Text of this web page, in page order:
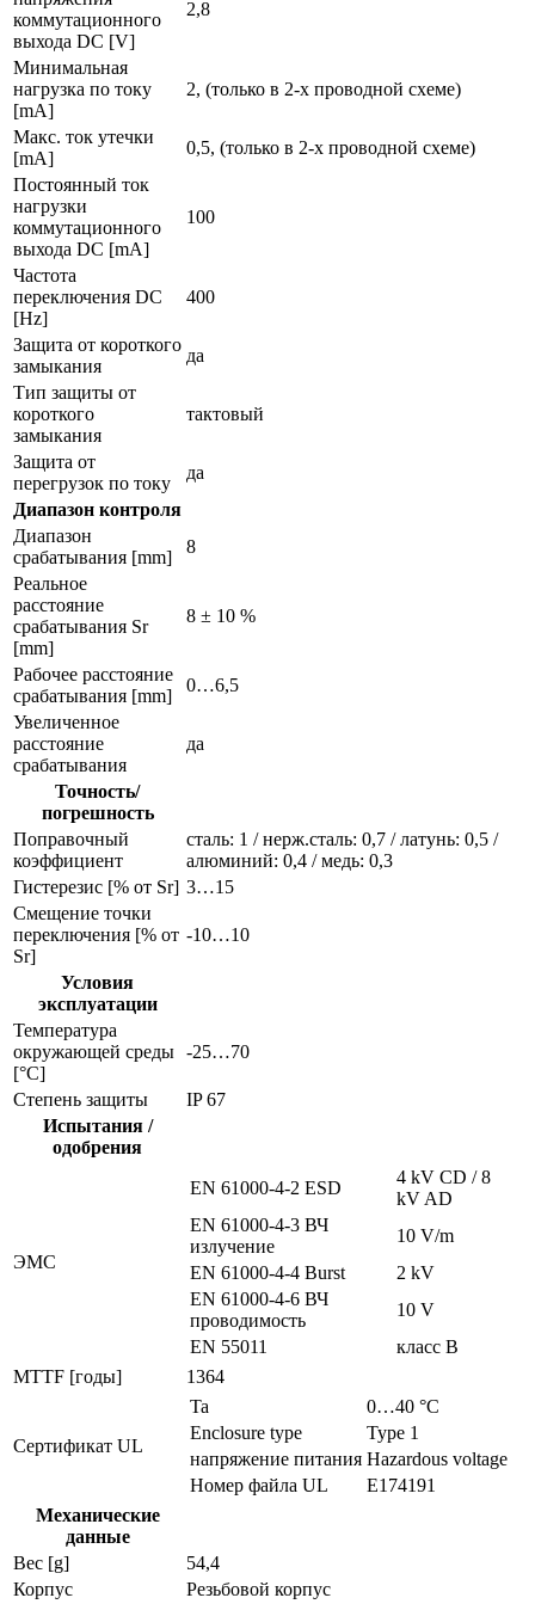
коммутационного
выхода DC [V]
2,8
Минимальная
нагрузка по току
[mA]
2, (только в 2-х проводной схеме)
Макс. ток утечки
[mA]
0,5, (только в 2-х проводной схеме)
Постоянный ток
нагрузки
коммутационного
выхода DC [mA]
100
Частота
переключения DC
[Hz]
400
Защита от короткого
замыкания
да
Тип защиты от
короткого
замыкания
тактовый
Защита от
перегрузок по току
да
Диапазон контроля
Диапазон
срабатывания [mm]
8
Реальное
расстояние
срабатывания Sr
[mm]
8 ± 10 %
Рабочее расстояние
срабатывания [mm]
0…6,5
Увеличенное
расстояние
срабатывания
да
Точность/
погрешность
Поправочный
коэффициент
сталь: 1 / нерж.сталь: 0,7 / латунь: 0,5 /
алюминий: 0,4 / медь: 0,3
Гистерезис [% от Sr] 3…15
Смещение точки
переключения [% от
Sr]
-10…10
Условия
эксплуатации
Температура
окружающей среды
[°C]
-25…70
Степень защиты
IP 67
Испытания /
одобрения
ЭMC
EN 61000-4-2 ESD
4 kV CD / 8
kV AD
EN 61000-4-3 ВЧ
излучение
10 V/m
EN 61000-4-4 Burst
2 kV
EN 61000-4-6 ВЧ
проводимость
10 V
EN 55011
класс B
MTTF [годы]
1364
Сертификат UL
Ta
0…40 °C
Enclosure type
Type 1
напряжение питания Hazardous voltage
Номер файла UL
E174191
Механические
данные
Вес [g]
54,4
Корпус
Резьбовой корпус